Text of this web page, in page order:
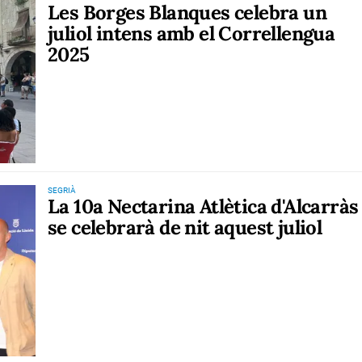
Les Borges Blanques celebra un
juliol intens amb el Correllengua
2025
SEGRIÀ
La 10a Nectarina Atlètica d'Alcarràs
se celebrarà de nit aquest juliol